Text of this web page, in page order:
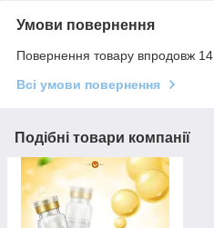
Умови повернення
Повернення товару впродовж 14
Всі умови повернення
Подібні товари компанії